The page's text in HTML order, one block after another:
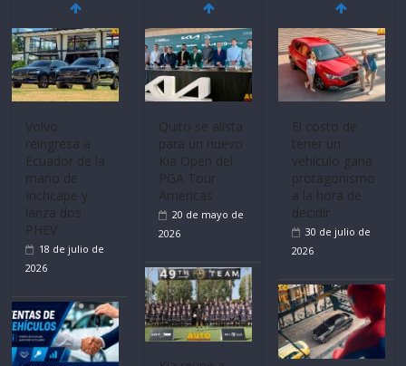
Volvo
reingresa a
Ecuador de la
mano de
Inchcape y
lanza dos
PHEV
18 de julio de
2026
Quito se alista
para un nuevo
Kia Open del
PGA Tour
Americas
20 de mayo de
2026
El costo de
tener un
vehículo gana
protagonismo
a la hora de
decidir
30 de julio de
2026